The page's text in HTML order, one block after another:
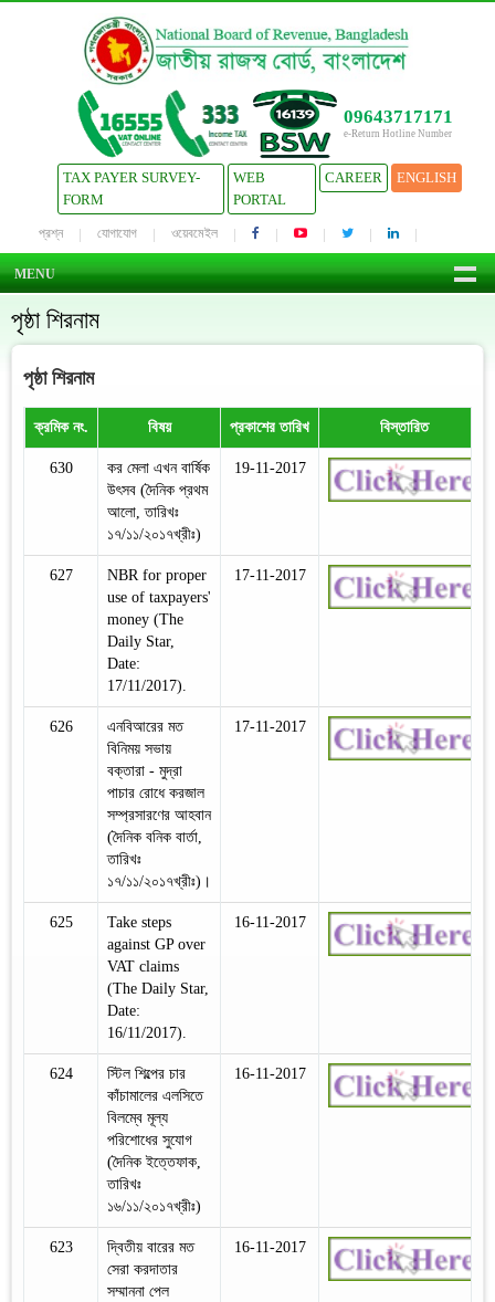
09643717171
e-Return Hotline Number
TAX PAYER SURVEY-
FORM
WEB
PORTAL
CAREER ENGLISH
প্রশ্ন যোগাযোগ ওয়েবমেইল
MENU
পৃষ্ঠা শিরনাম
পৃষ্ঠা শিরনাম
ক্রমিক নং. বিষয় প্রকাশের তারিখ বিস্তারিত
630
কর মেলা এখন বার্ষিক
উৎসব (দৈনিক প্রথম
আলো, তারিখঃ
১৭/১১/২০১৭খ্রীঃ)
19-11-2017
627
NBR for proper
use of taxpayers'
money (The
Daily Star,
Date:
17/11/2017).
17-11-2017
626
এনবিআরের মত
বিনিময় সভায়
বক্তারা - মুদ্রা
পাচার রোধে করজাল
সম্প্রসারণের আহবান
(দৈনিক বনিক বার্তা,
তারিখঃ
১৭/১১/২০১৭খ্রীঃ)।
17-11-2017
625
Take steps
against GP over
VAT claims
(The Daily Star,
Date:
16/11/2017).
16-11-2017
624
স্টিল শিল্পের চার
কাঁচামালের এলসিতে
বিলম্বে মূল্য
পরিশোধের সুযোগ
(দৈনিক ইত্তেফাক,
তারিখঃ
১৬/১১/২০১৭খ্রীঃ)
16-11-2017
623
দ্বিতীয় বারের মত
সেরা করদাতার
সম্মাননা পেল
16-11-2017